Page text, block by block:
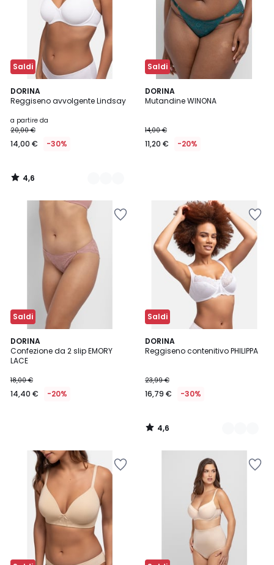
Saldi
DORINA
Reggiseno avvolgente Lindsay
a partire da
20,00 €
14,00 € -30%
4,6
/ 5
4
Colori
4,6
/
Saldi
DORINA
Mutandine WINONA
14,00 €
11,20 € -20%
Saldi
DORINA
Confezione da 2 slip EMORY
LACE
18,00 €
14,40 € -20%
Saldi
DORINA
Reggiseno contenitivo PHILIPPA
23,99 €
16,79 € -30%
4,6
/ 5
2
Colori
4,6
/